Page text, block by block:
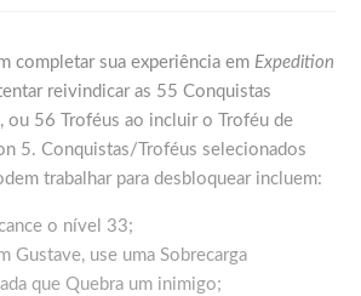
completar sua experiência em Expedition
reivindicar as 55 Conquistas
56 Troféus ao incluir o Troféu de
5. Conquistas/Troféus selecionados
trabalhar para desbloquear incluem:
o nível 33;
Gustave, use uma Sobrecarga
que Quebra um inimigo;